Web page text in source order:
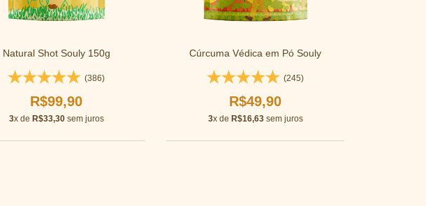
Natural Shot Souly 150g
(386)
R$99,90
3x de R$33,30sem juros
Cúrcuma Védica em Pó Souly
(245)
R$49,90
3x de R$16,63sem juros